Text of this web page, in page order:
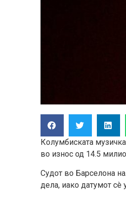
Колумбиската
во износ од 14.5
Судот во Барселона
дела, иако датумот сè